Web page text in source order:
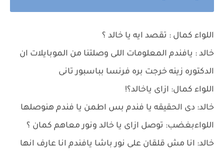
اللواء كمال : تقصد ايه يا خالد ؟
خالد : يافندم المعلومات اللى وصلتنا من الموبايلات ان
الدكتوره زينه خرجت بره فرنسا بباسبور تانى
اللواء كمال: ازاى ياخالد؟!
خالد: دى الحقيقه يا فندم بس اطمن يا فندم هنوصلها
اللواءبغضب: توصل ازاى يا خالد ونور معاهم كمان ؟
خالد: انا مش قلقان على نور باشا يافندم انا عارف انها